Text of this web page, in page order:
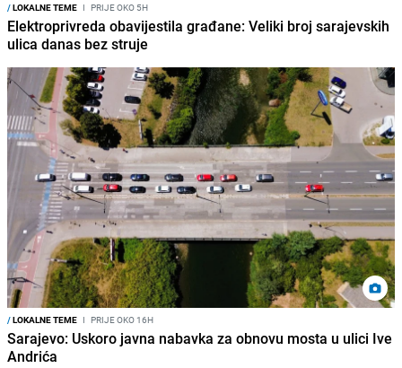
/LOKALNE TEME I PRIJE OKO 5H
Elektroprivreda obavijestila građane: Veliki broj sarajevskih
ulica danas bez struje
/LOKALNE TEME I PRIJE OKO 16H
Sarajevo: Uskoro javna nabavka za obnovu mosta u ulici Ive
Andrića